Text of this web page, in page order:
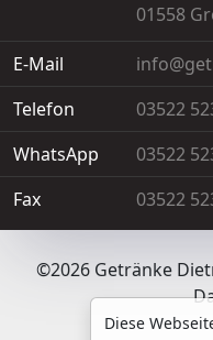
Diese
01558
E-Mail
Telefon
03522
WhatsApp
03522
Fax
03522
©2026 Getränke